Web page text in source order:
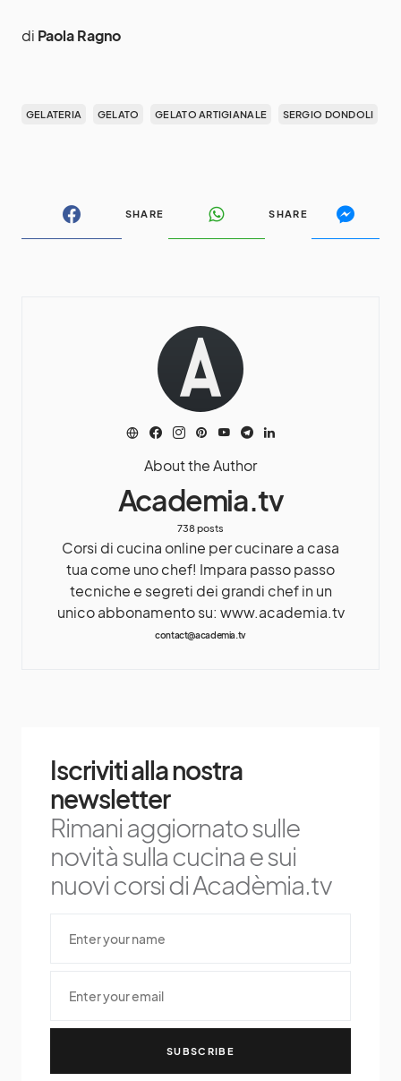
di Paola Ragno
GELATERIA GELATO GELATO ARTIGIANALE SERGIO DONDOLI
SHARE SHARE
About the Author
Academia.tv
738 posts
Corsi di cucina online per cucinare a casa
tua come uno chef! Impara passo passo
tecniche e segreti dei grandi chef in un
unico abbonamento su: www.academia.tv
contact@academia.tv
Iscriviti alla nostra
newsletter
Rimani aggiornato sulle
novità sulla cucina e sui
nuovi corsi di Acadèmia.tv
SUBSCRIBE